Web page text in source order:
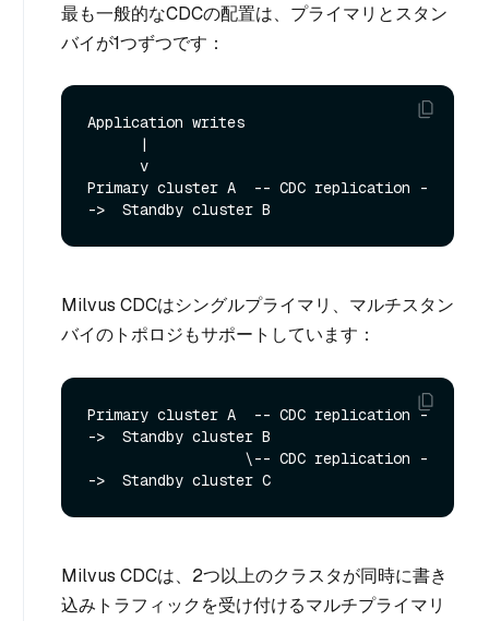
最も一般的なCDCの配置は、プライマリとスタン
バイが1つずつです：
Application writes
Primary cluster A  -- CDC replication -
Milvus CDCはシングルプライマリ、マルチスタン
バイのトポロジもサポートしています：
Primary cluster A  -- CDC replication -
->  Standby cluster B
Milvus CDCは、2つ以上のクラスタが同時に書き
込みトラフィックを受け付けるマルチプライマリ